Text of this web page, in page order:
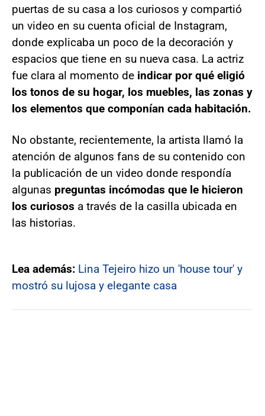
puertas de su casa a los curiosos y compartió
un video en su cuenta oficial de Instagram,
donde explicaba un poco de la decoración y
espacios que tiene en su nueva casa. La actriz
fue clara al momento de indicar por qué eligió
los tonos de su hogar, los muebles, las zonas y
los elementos que componían cada habitación.
No obstante, recientemente, la artista llamó la
atención de algunos fans de su contenido con
la publicación de un video donde respondía
algunas preguntas incómodas que le hicieron
los curiosos a través de la casilla ubicada en
las historias.
Lea además: Lina Tejeiro hizo un 'house tour' y
mostró su lujosa y elegante casa